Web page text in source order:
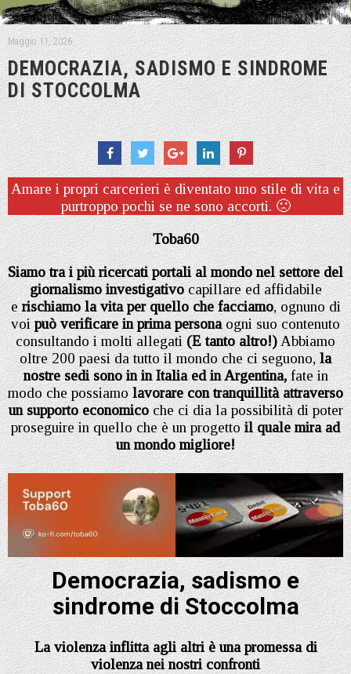
Maggio 11, 2026
DEMOCRAZIA, SADISMO E SINDROME
DI STOCCOLMA
Amare i propri carcerieri è diventato uno stile di vita e
purtroppo pochi se ne sono accorti. 🙁
Toba60
Siamo tra i più ricercati portali al mondo nel settore del
giornalismo investigativocapillare ed affidabile
erischiamo la vita per quello che facciamo, ognuno di
voipuò verificare in prima personaogni suo contenuto
consultando i molti allegati (E tanto altro!)Abbiamo
oltre 200 paesi da tutto il mondo che ci seguono,la
nostre sedi sono in in Italia ed in Argentina,fate in
modo che possiamolavorare con tranquillità attraverso
un supporto economicoche ci dia la possibilità di poter
proseguire in quello che è un progettoil quale mira ad
un mondo migliore!
Democrazia, sadismo e
sindrome di Stoccolma
La violenza inflitta agli altri è una promessa di
violenza nei nostri confronti